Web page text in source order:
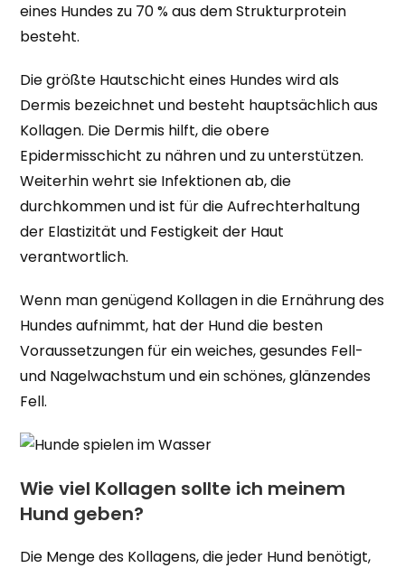
eines Hundes zu 70 % aus dem Strukturprotein
besteht.
Die größte Hautschicht eines Hundes wird als
Dermis bezeichnet und besteht hauptsächlich aus
Kollagen. Die Dermis hilft, die obere
Epidermisschicht zu nähren und zu unterstützen.
Weiterhin wehrt sie Infektionen ab, die
durchkommen und ist für die Aufrechterhaltung
der Elastizität und Festigkeit der Haut
verantwortlich.
Wenn man genügend Kollagen in die Ernährung des
Hundes aufnimmt, hat der Hund die besten
Voraussetzungen für ein weiches, gesundes Fell-
und Nagelwachstum und ein schönes, glänzendes
Fell.
Wie viel Kollagen sollte ich meinem
Hund geben?
Die Menge des Kollagens, die jeder Hund benötigt,